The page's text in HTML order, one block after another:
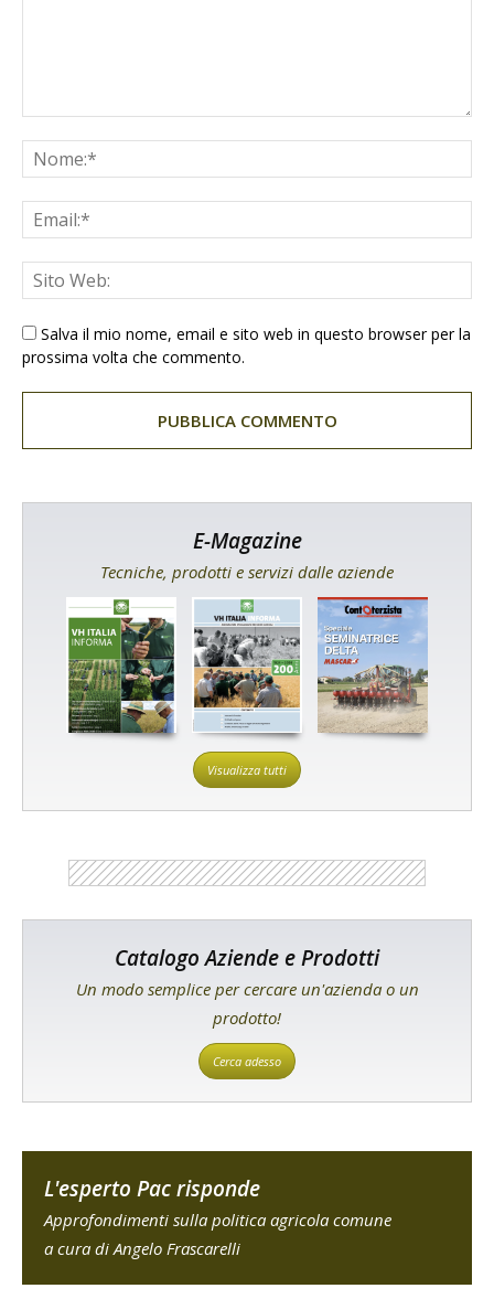
Salva il mio nome, email e sito web in questo browser per la
prossima volta che commento.
E-Magazine
Tecniche, prodotti e servizi dalle aziende
Visualizza tutti
Catalogo Aziende e Prodotti
Un modo semplice per cercare un'azienda o un
prodotto!
Cerca adesso
L'esperto Pac risponde
Approfondimenti sulla politica agricola comune
a cura di Angelo Frascarelli